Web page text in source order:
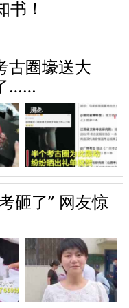
书！
古圈壕送大
……
砸了” 网友惊